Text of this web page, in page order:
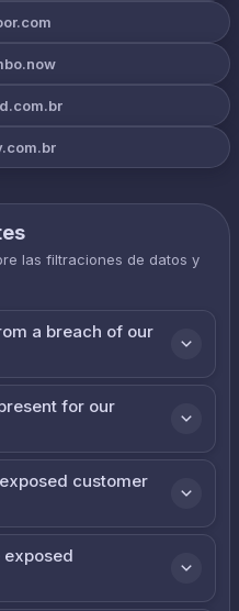
las filtraciones de datos y
a breach of our
for our
customer
exposed